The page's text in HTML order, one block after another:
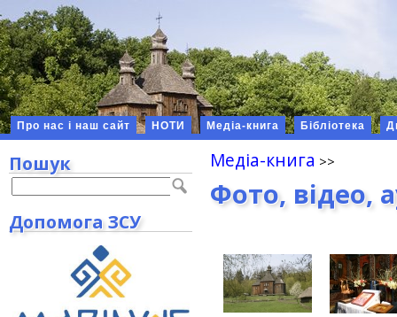
Про нас і наш сайт НОТИ Медіа-книга Бібліотека
Медіа-книга
Фото, відео,
Пошук
Допомога ЗСУ